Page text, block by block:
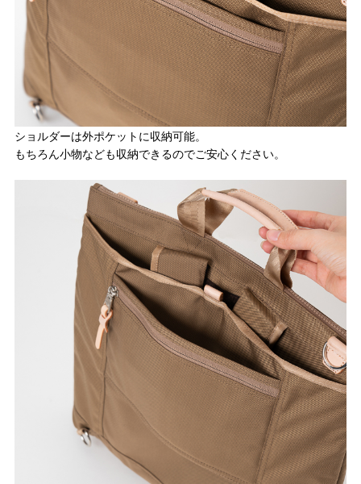
ショルダーは外ポケットに収納可能。
もちろん小物なども収納できるのでご安心ください。